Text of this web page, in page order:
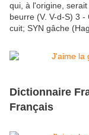
qui, à l'origine,
beurre (V. V-d-S) 3
cuit; SYN gâche
Dictionnaire
Français